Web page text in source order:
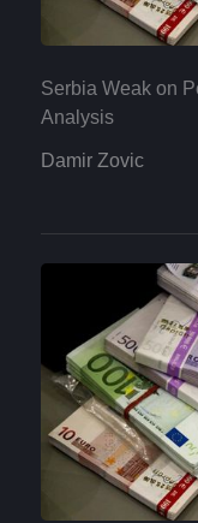
Serbia Weak on
Analysis
Damir Zovic